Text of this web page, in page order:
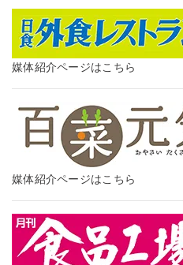
媒体紹介ページはこちら
媒体紹介ページはこちら